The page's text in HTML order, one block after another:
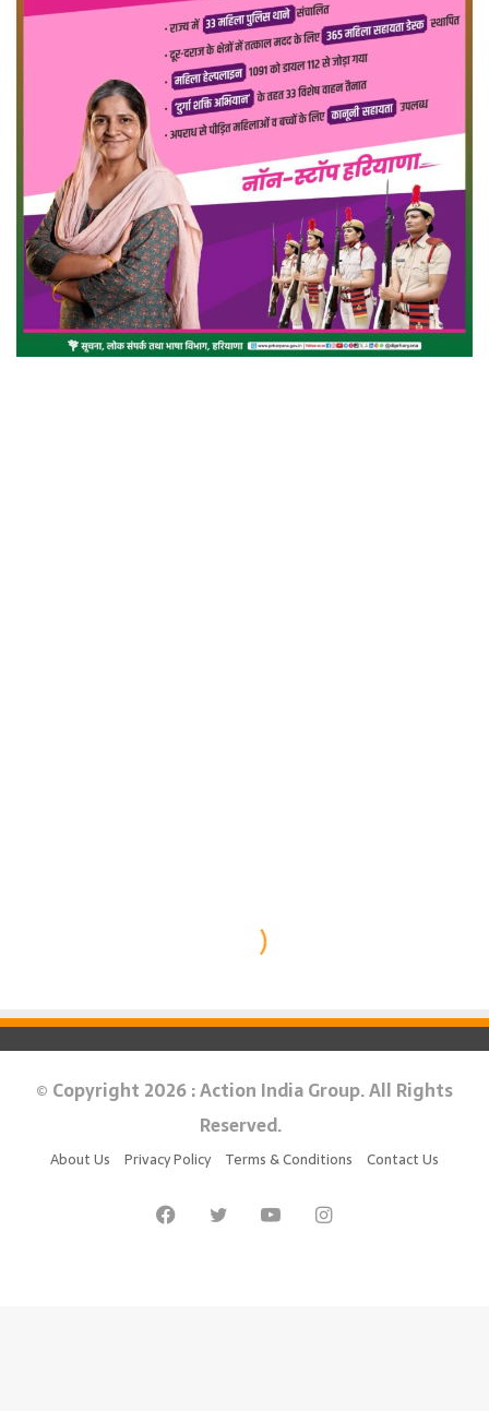
© Copyright 2026 : Action India Group. All Rights
Reserved.
About Us Privacy Policy Terms & Conditions Contact Us
FacebookTwitter YouTubeInstagram